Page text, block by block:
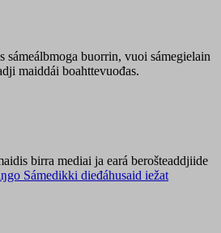
sámeálbmoga buorrin, vuoi sámegielain
maiddái boahttevuođas.
birra mediai ja eará berošteaddjiide
Sámedikki dieđáhusaid iežat